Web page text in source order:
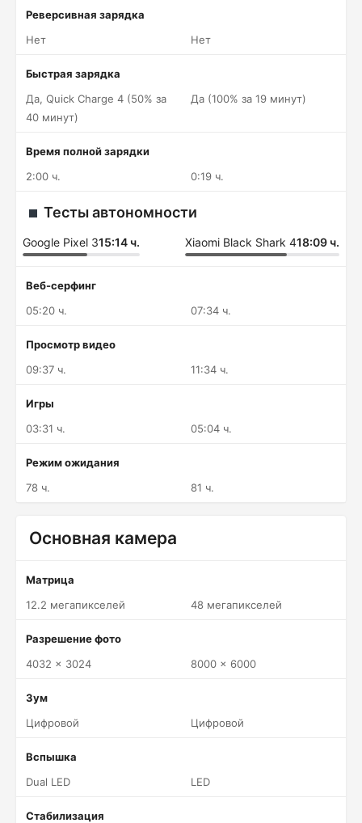
Реверсивная зарядка
Нет
Нет
Быстрая зарядка
Да, Quick Charge 4 (50% за
40 минут)
Да (100% за 19 минут)
Время полной зарядки
2:00 ч.
0:19 ч.
Тесты автономности
Google Pixel 315:14 ч. Xiaomi Black Shark 418:09 ч.
Веб-серфинг
05:20 ч.
07:34 ч.
Просмотр видео
09:37 ч.
11:34 ч.
Игры
03:31 ч.
05:04 ч.
Режим ожидания
78 ч.
81 ч.
Основная камера
Матрица
12.2 мегапикселей
48 мегапикселей
Разрешение фото
4032 x 3024
8000 x 6000
Зум
Цифровой
Цифровой
Вспышка
Dual LED
LED
Стабилизация